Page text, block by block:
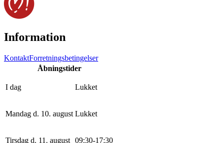
Information
KontaktForretningsbetingelser
Åbningstider
I dag Lukket
Mandag d. 10. august Lukket
Tirsdag d. 11. august 09:30-17:30